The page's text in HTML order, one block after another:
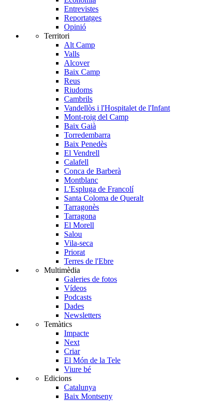
Entrevistes
Reportatges
Opinió
Territori
Alt Camp
Valls
Alcover
Baix Camp
Reus
Riudoms
Cambrils
Vandellòs i l'Hospitalet de l'Infant
Mont-roig del Camp
Baix Gaià
Torredembarra
Baix Penedès
El Vendrell
Calafell
Conca de Barberà
Montblanc
L'Espluga de Francolí
Santa Coloma de Queralt
Tarragonès
Tarragona
El Morell
Salou
Vila-seca
Priorat
Terres de l'Ebre
Multimèdia
Galeries de fotos
Vídeos
Podcasts
Dades
Newsletters
Temàtics
Impacte
Next
Criar
El Món de la Tele
Viure bé
Edicions
Catalunya
Baix Montseny